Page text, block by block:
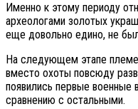
Именно к этому периоду
археологами золотых
еще довольно едино, не
На следующем этапе
вместо охоты повсюду
появились первые
сравнению с остальными.